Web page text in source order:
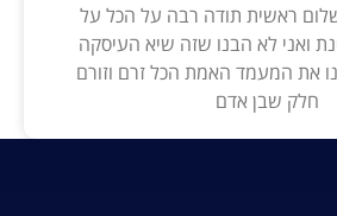
צחי שלום ראשית תודה רבה על הכל על
ואני לא הבנו שזה שיא העיסקה
את המעמד האמת הכל זרם וזורם
חלק שבן אדם